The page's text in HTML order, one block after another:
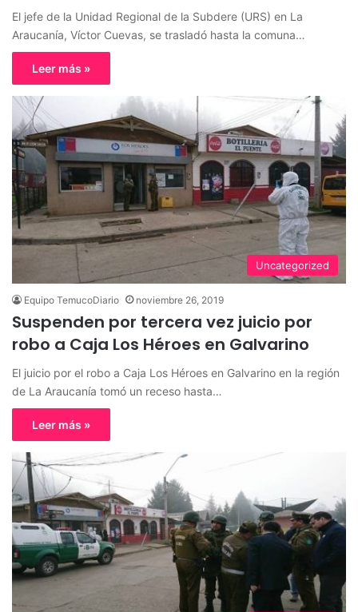
El jefe de la Unidad Regional de la Subdere (URS) en La
Araucanía, Víctor Cuevas, se trasladó hasta la comuna…
Leer más »
Uncategorized
Equipo TemucoDiario noviembre 26, 2019
Suspenden por tercera vez juicio por
robo a Caja Los Héroes en Galvarino
El juicio por el robo a Caja Los Héroes en Galvarino en la región
de La Araucanía tomó un receso hasta…
Leer más »